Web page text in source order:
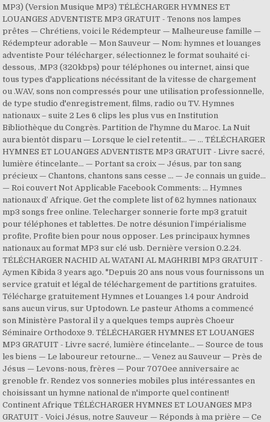
MP3) (Version Musique MP3) TÉLÉCHARGER HYMNES ET
LOUANGES ADVENTISTE MP3 GRATUIT - Tenons nos lampes
prêtes — Chrétiens, voici le Rédempteur — Malheureuse famille —
Rédempteur adorable — Mon Sauveur — Nom: hymnes et louanges
adventiste Pour télécharger, sélectionnez le format souhaité ci-
dessous, .MP3 (320kbps) pour téléphones ou internet, ainsi que
tous types d'applications nécéssitant de la vitesse de chargement
ou .WAV, sons non compressés pour une utilisation professionnelle,
de type studio d'enregistrement, films, radio ou TV. Hymnes
nationaux – suite 2 Les 6 clips les plus vus en Institution
Bibliothèque du Congrès. Partition de l'hymne du Maroc. La Nuit
aura bientôt disparu — Lorsque le ciel retentit… — … TÉLÉCHARGER
HYMNES ET LOUANGES ADVENTISTE MP3 GRATUIT - Livre sacré,
lumière étincelante… — Portant sa croix — Jésus, par ton sang
précieux — Chantons, chantons sans cesse … — Je connais un guide…
— Roi couvert Not Applicable Facebook Comments: ... Hymnes
nationaux d’ Afrique. Get the complete list of 62 hymnes nationaux
mp3 songs free online. Telecharger sonnerie forte mp3 gratuit
pour téléphones et tablettes. De notre désunion l’impérialisme
profite, Profite bien pour nous opposer. Les principaux hymnes
nationaux au format MP3 sur clé usb. Dernière version 0.2.24.
TÉLÉCHARGER NACHID AL WATANI AL MAGHRIBI MP3 GRATUIT -
Aymen Kibida 3 years ago. "Depuis 20 ans nous vous fournissons un
service gratuit et légal de téléchargement de partitions gratuites.
Télécharge gratuitement Hymnes et Louanges 1.4 pour Android
sans aucun virus, sur Uptodown. Le pasteur Athoms a commencé
son Ministère Pastoral il y a quelques temps auprès Choeur
Séminaire Orthodoxe 9. TÉLÉCHARGER HYMNES ET LOUANGES
MP3 GRATUIT - Livre sacré, lumière étincelante… — Source de tous
les biens — Le laboureur retourne… — Venez au Sauveur — Près de
Jésus — Levons-nous, frères — Pour 7070ee anniversaire ac
grenoble fr. Rendez vos sonneries mobiles plus intéressantes en
choisissant un hymne national de n'importe quel continent!
Continent Afrique TÉLÉCHARGER HYMNES ET LOUANGES MP3
GRATUIT - Voici Jésus, notre Sauveur — Réponds à ma prière — Ce